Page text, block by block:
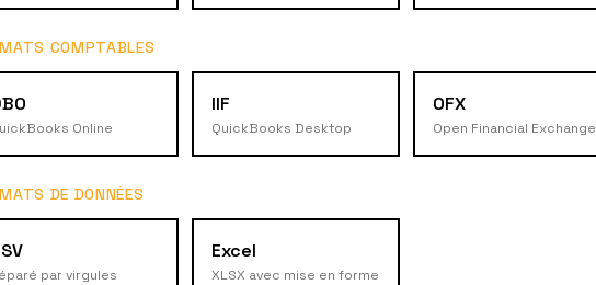
COMPTABLES
Online
IIF
QuickBooks Desktop
OFX
Open Financial Exchange
DE DONNÉES
par virgules
Excel
XLSX avec mise en forme